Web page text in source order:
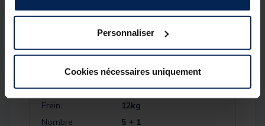
Personnaliser
Cookies nécessaires uniquement
Spécifications
Réf.
240585-1
Marque
DAIWA
Capacite
150m-28/100
Frein
12kg
Nombre
5 + 1